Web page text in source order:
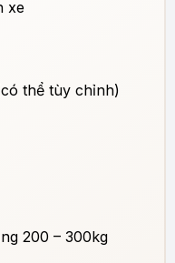
xe
thể tùy chỉnh)
200 – 300kg